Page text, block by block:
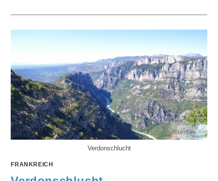
Verdonschlucht
FRANKREICH